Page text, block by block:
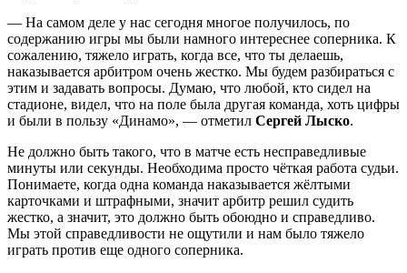
— На самом деле у нас сегодня многое получилось, по
содержанию игры мы были намного интереснее соперника. К
сожалению, тяжело играть, когда все, что ты делаешь,
наказывается арбитром очень жестко. Мы будем разбираться с
этим и задавать вопросы. Думаю, что любой, кто сидел на
стадионе, видел, что на поле была другая команда, хоть цифры
и были в пользу «Динамо», — отметил Сергей Лыско.
Не должно быть такого, что в матче есть несправедливые
минуты или секунды. Необходима просто чёткая работа судьи.
Понимаете, когда одна команда наказывается жёлтыми
карточками и штрафными, значит арбитр решил судить
жестко, а значит, это должно быть обоюдно и справедливо.
Мы этой справедливости не ощутили и нам было тяжело
играть против еще одного соперника.